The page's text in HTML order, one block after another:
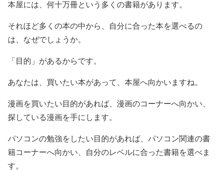
本屋には、何十万冊という多くの書籍があります。
それほど多くの本の中から、自分に合った本を選べるの
は、なぜでしょうか。
「目的」があるからです。
あなたは、買いたい本があって、本屋へ向かいますね。
漫画を買いたい目的があれば、漫画のコーナーへ向かい、
探している漫画を手にします。
パソコンの勉強をしたい目的があれば、パソコン関連の書
籍コーナーへ向かい、自分のレベルに合った書籍を選べま
す。